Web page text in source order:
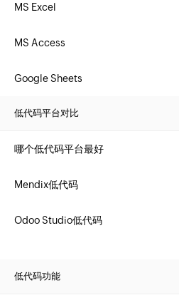
MS Excel
MS Access
Google Sheets
低代码平台对比
哪个低代码平台最好
Mendix低代码
Odoo Studio低代码
低代码功能